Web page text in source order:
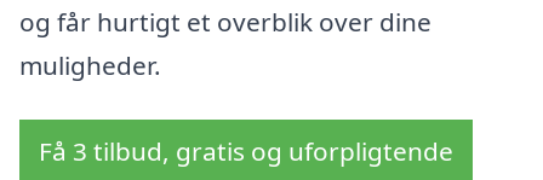
og får hurtigt et overblik over dine
muligheder.
Få 3 tilbud, gratis og uforpligtende